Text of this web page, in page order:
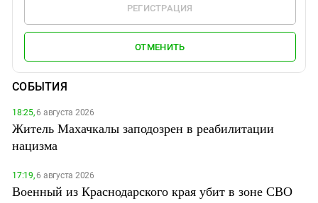
РЕГИСТРАЦИЯ
ОТМЕНИТЬ
СОБЫТИЯ
18:25,6 августа 2026
Житель Махачкалы заподозрен в реабилитации
нацизма
17:19,6 августа 2026
Военный из Краснодарского края убит в зоне СВО